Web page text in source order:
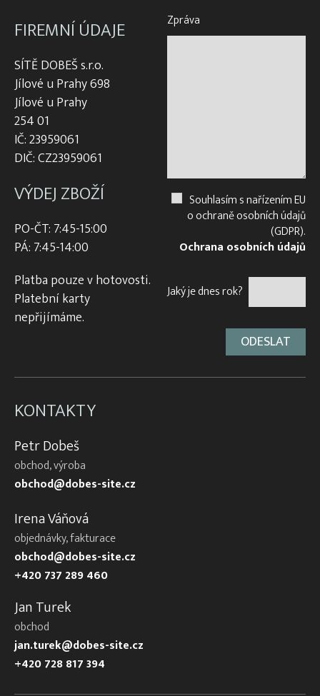
FIREMNÍ ÚDAJE
SÍTĚ DOBEŠ s.r.o.
Jílové u Prahy 698
Jílové u Prahy
254 01
IČ: 23959061
DIČ: CZ23959061
VÝDEJ ZBOŽÍ
PO-ČT: 7:45-15:00
PÁ: 7:45-14:00
Platba pouze v hotovosti.
Platební karty
nepřijímáme.
Zpráva
Souhlasím s nařízením EU
o ochraně osobních údajů
(GDPR).
Ochrana osobních údajů
Jaký je dnes rok?
KONTAKTY
Petr Dobeš
obchod, výroba
obchod@dobes-site.cz
Irena Váňová
objednávky, fakturace
obchod@dobes-site.cz
+420 737 289 460
Jan Turek
obchod
jan.turek@dobes-site.cz
+420 728 817 394